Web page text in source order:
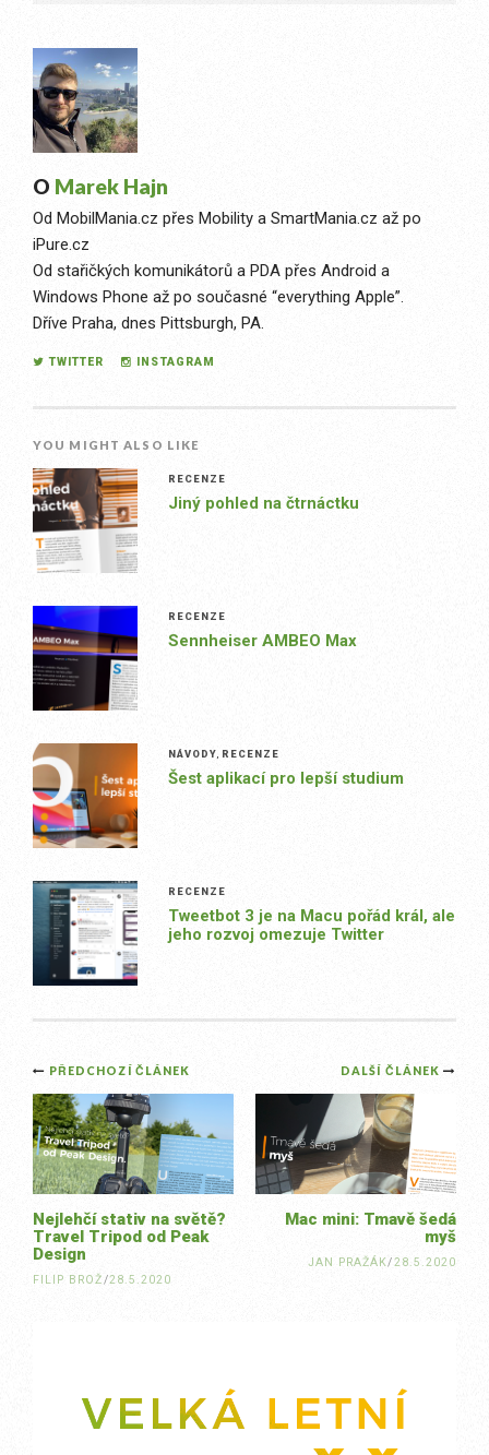
O Marek Hajn
Od MobilMania.cz přes Mobility a SmartMania.cz až po
iPure.cz
Od stařičkých komunikátorů a PDA přes Android a
Windows Phone až po současné “everything Apple”.
Dříve Praha, dnes Pittsburgh, PA.
TWITTER INSTAGRAM
YOU MIGHT ALSO LIKE
RECENZE
Jiný pohled na čtrnáctku
RECENZE
Sennheiser AMBEO Max
NÁVODY RECENZE
Šest aplikací pro lepší studium
RECENZE
Tweetbot 3 je na Macu pořád král, ale
jeho rozvoj omezuje Twitter
Post
navigation
DALŠÍ ČLÁNEK
Mac mini: Tmavě šedá
myš
JAN PRAŽÁK/28.5.2020
PŘEDCHOZÍ ČLÁNEK
Nejlehčí stativ na světě?
Travel Tripod od Peak
Design
FILIP BROŽ/28.5.2020